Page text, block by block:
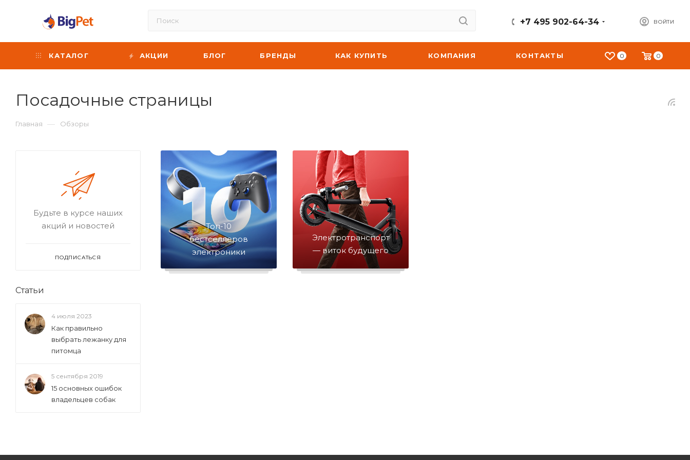
ВОЙТИ
+7 495 902-64-34
0 0
КАТАЛОГ АКЦИИ БЛОГ БРЕНДЫ КАК КУПИТЬ КОМПАНИЯ КОНТАКТЫ
Посадочные страницы
Главная — Обзоры
Топ-10
бестселлеров
электроники
Электротранспорт
— виток будущего
Будьте в курсе наших
акций и новостей
ПОДПИСАТЬСЯ
Статьи
4 июля 2023
Как правильно
выбрать лежанку для
питомца
5 сентября 2019
15 основных ошибок
владельцев собак